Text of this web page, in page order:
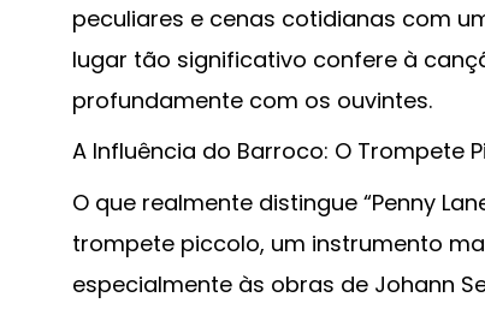
peculiares e cenas cotidianas com
lugar tão significativo confere à
profundamente com os ouvintes.
A Influência do Barroco: O Trompete
O que realmente distingue “Penny
trompete piccolo, um instrumento
especialmente às obras de Johann